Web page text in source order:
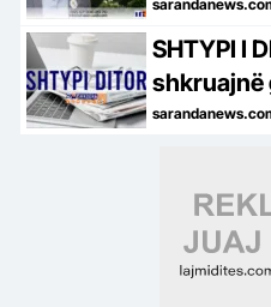
qytetarit…
SHTYPI I
shkruajnë
ditën e